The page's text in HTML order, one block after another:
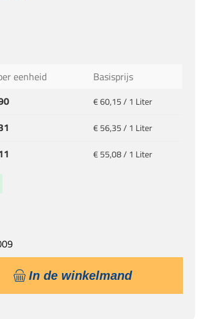
eenheid Basisprijs
€ 60,15 / 1 Liter
€ 56,35 / 1 Liter
€ 55,08 / 1 Liter
hoeveelheid in of gebruik de knoppen om de
In de winkelmand